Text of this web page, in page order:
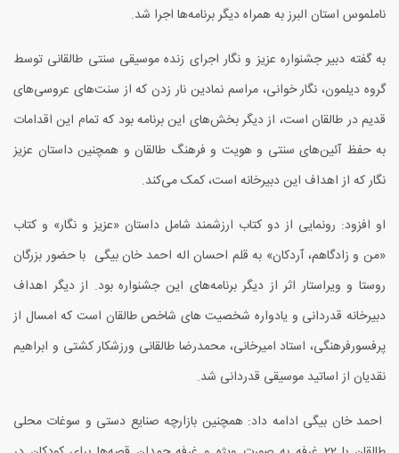
ناملموس استان البرز به همراه دیگر برنامه‌ها اجرا شد.
به گفته دبیر جشنواره عزیز و نگار اجرای زنده موسیقی سنتی طالقانی توسط
گروه دیلمون، نگار خوانی، مراسم نمادین نار زدن که از سنت‌های عروسی‌های
قدیم در طالقان است، از دیگر بخش‌های این برنامه بود که تمام این اقدامات
به حفظ آئین‌های سنتی و هویت و فرهنگ طالقان و همچنین داستان عزیز
نگار که از اهداف این دبیرخانه است، کمک می‌کند.
او افزود: رونمایی از دو کتاب ارزشمند شامل داستان «عزیز و نگار» و کتاب
«من و زادگاهم، آردکان» به قلم احسان اله احمد خان بیگی با حضور بزرگان
روستا و ویراستار اثر از دیگر برنامه‌های این جشنواره بود. از دیگر اهداف
دبیرخانه قدردانی و یادواره شخصیت های شاخص طالقان است که امسال از
پرفسورفرهنگی، استاد امیرخانی، محمدرضا طالقانی ورزشکار کشتی و ابراهیم
نقدیان از اساتید موسیقی قدردانی شد.
احمد خان بیگی ادامه داد: همچنین بازارچه صنایع دستی و سوغات محلی